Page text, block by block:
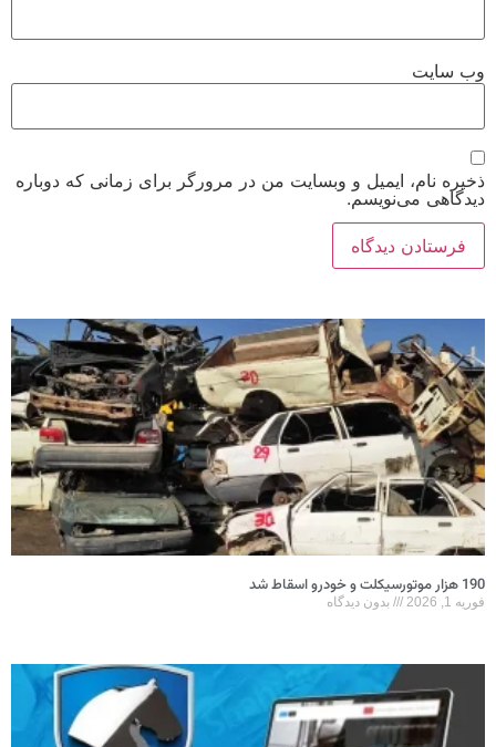
وب‌ سایت
ذخیره نام، ایمیل و وبسایت من در مرورگر برای زمانی که دوباره
دیدگاهی می‌نویسم.
190 هزار موتورسیکلت و خودرو اسقاط شد
فوریه 1, 2026 بدون دیدگاه